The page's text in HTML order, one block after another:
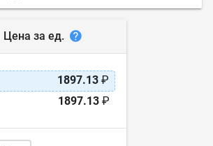
Цена за ед.
1897.13 ₽
1897.13 ₽